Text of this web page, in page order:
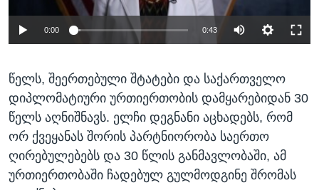
0:00 0:43
წელს, შეერთებული შტატები და საქართველო
დიპლომატიური ურთიერთობის დამყარებიდან 30
წელს აღნიშნავს. ელჩი დეგნანი აცხადებს, რომ
ორ ქვეყანას შორის პარტნიორობა საერთო
ღირებულებებს და 30 წლის განმავლობაში, ამ
ურთიერთობაში ჩადებულ გულმოდგინე შრომას